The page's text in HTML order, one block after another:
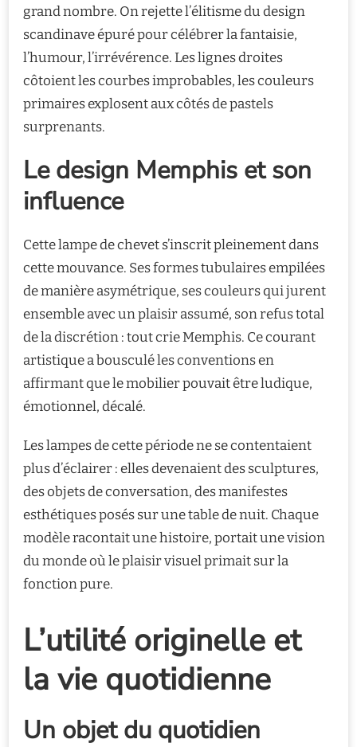
grand nombre. On rejette l’élitisme du design
scandinave épuré pour célébrer la fantaisie,
l’humour, l’irrévérence. Les lignes droites
côtoient les courbes improbables, les couleurs
primaires explosent aux côtés de pastels
surprenants.
Le design Memphis et son
influence
Cette lampe de chevet s’inscrit pleinement dans
cette mouvance. Ses formes tubulaires empilées
de manière asymétrique, ses couleurs qui jurent
ensemble avec un plaisir assumé, son refus total
de la discrétion : tout crie Memphis. Ce courant
artistique a bousculé les conventions en
affirmant que le mobilier pouvait être ludique,
émotionnel, décalé.
Les lampes de cette période ne se contentaient
plus d’éclairer : elles devenaient des sculptures,
des objets de conversation, des manifestes
esthétiques posés sur une table de nuit. Chaque
modèle racontait une histoire, portait une vision
du monde où le plaisir visuel primait sur la
fonction pure.
L’utilité originelle et
la vie quotidienne
Un objet du quotidien